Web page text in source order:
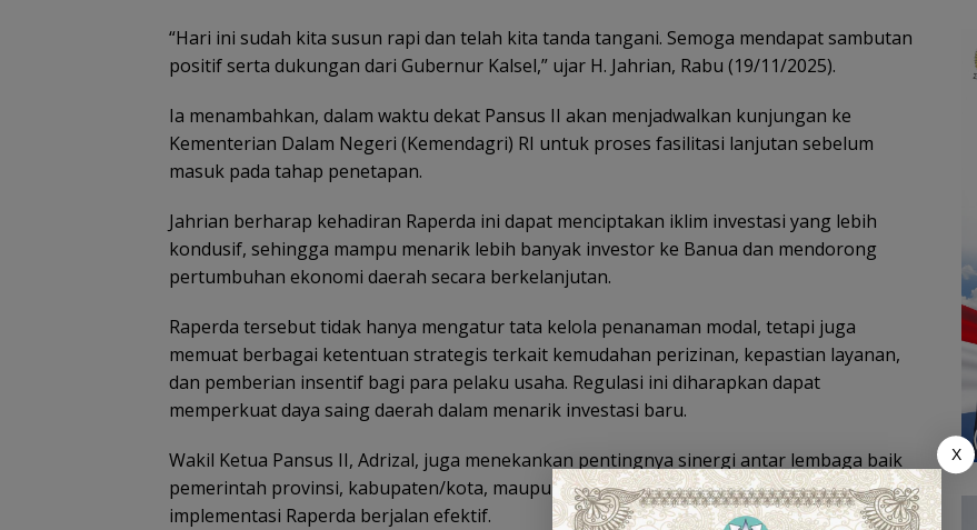
“Hari ini sudah kita susun rapi dan telah kita tanda tangani. Semoga mendapat sambutan
positif serta dukungan dari Gubernur Kalsel,” ujar H. Jahrian, Rabu (19/11/2025).
Ia menambahkan, dalam waktu dekat Pansus II akan menjadwalkan kunjungan ke
Kementerian Dalam Negeri (Kemendagri) RI untuk proses fasilitasi lanjutan sebelum
masuk pada tahap penetapan.
‎Jahrian berharap kehadiran Raperda ini dapat menciptakan iklim investasi yang lebih
kondusif, sehingga mampu menarik lebih banyak investor ke Banua dan mendorong
pertumbuhan ekonomi daerah secara berkelanjutan.
‎Raperda tersebut tidak hanya mengatur tata kelola penanaman modal, tetapi juga
memuat berbagai ketentuan strategis terkait kemudahan perizinan, kepastian layanan,
dan pemberian insentif bagi para pelaku usaha. Regulasi ini diharapkan dapat
memperkuat daya saing daerah dalam menarik investasi baru.
Wakil Ketua Pansus II, Adrizal, juga menekankan pentingnya sinergi antar lembaga baik
pemerintah provinsi, kabupaten/kota, maupun instansi vertikal untuk memastikan
implementasi Raperda berjalan efektif.
X